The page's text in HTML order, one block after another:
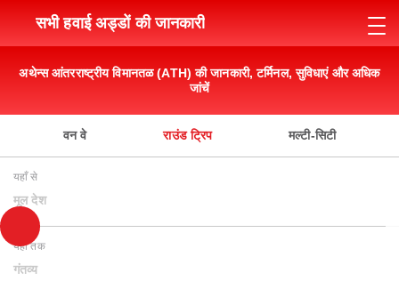
सभी हवाई अड्डों की जानकारी
अथेन्स आंतरराष्ट्रीय विमानतळ (ATH) की जानकारी, टर्मिनल, सुविधाएं और अधिक
जांचें
वन वे राउंड ट्रिप मल्टी-सिटी
यहाँ से
मूल देश
यहाँ तक
गंतव्य